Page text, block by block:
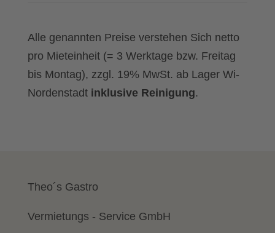
Alle genannten Preise verstehen Sich netto
pro Mieteinheit (= 3 Werktage bzw. Freitag
bis Montag), zzgl. 19% MwSt. ab Lager Wi-
Nordenstadt inklusive Reinigung.
Theo´s Gastro
Vermietungs - Service GmbH